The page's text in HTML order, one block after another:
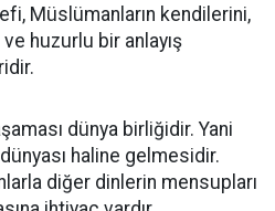
Müslümanların kendilerini,
huzurlu bir anlayış
dünya birliğidir. Yani
haline gelmesidir.
diğer dinlerin mensupları